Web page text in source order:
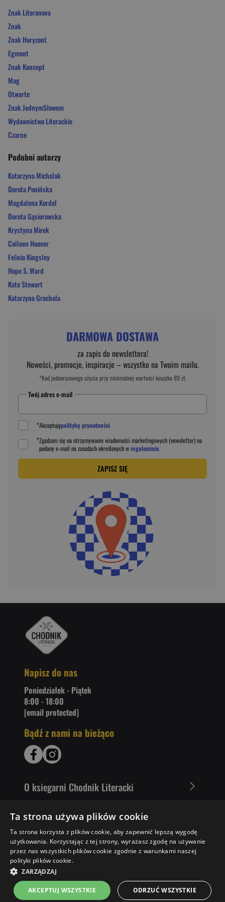
Znak Literanova
Znak
Znak Horyzont
Egmont
Znak Koncept
Mag
Otwarte
Znak JednymSłowem
Wydawnictwo Literackie
Czarne
Podobni autorzy
Katarzyna Michalak
Dorota Ponińska
Magdalena Kordel
Dorota Gąsiorowska
Krystyna Mirek
Colleen Hoover
Felicia Kingsley
Hope S. Ward
Kate Stewart
Katarzyna Grochola
DARMOWA DOSTAWA
za zapis do newslettera!
Nowości, promocje, inspiracje – wszystko na Twoim mailu.
*Kod jednorazowego użycia przy minimalnej wartości koszyka 89 zł.
Twój adres e-mail
*Akceptujępolitykę prywatności
*Zgadzam się na otrzymywanie wiadomości marketingowych (newsletter) na
podanye-mail na zasadach określonych wregulaminie.
ZAPISZ SIĘ
Napisz do nas
Poniedziałek - Piątek
8:00 - 18:00
[email protected]
Bądź z nami na bieżąco
O ksiegarni Chodnik Literacki
Zakupy u nas
Nasza oferta
Literaci polecają
Ta strona używa plików cookie
Ta strona korzysta z plików cookie, aby zapewnić lepszą wygodę
użytkowania. Korzystając z tej strony, wyrażasz zgodę na używanie
przez nas wszystkich plików cookie zgodnie z warunkami naszej
polityki plików cookie.
ZARZĄDZAJ
AKCEPTUJ WSZYSTKIE ODRZUĆ WSZYSTKIE